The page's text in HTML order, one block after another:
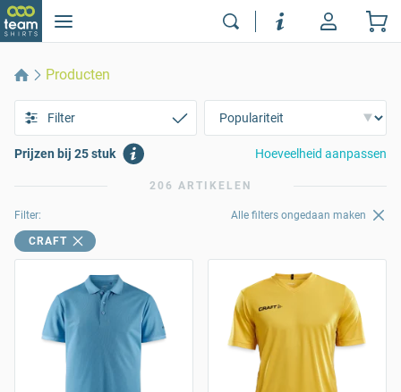
Producten
Filter
Prijzen bij 25 stuk Hoeveelheid aanpassen
206 ARTIKELEN
Filter: Alle filters ongedaan maken
CRAFT